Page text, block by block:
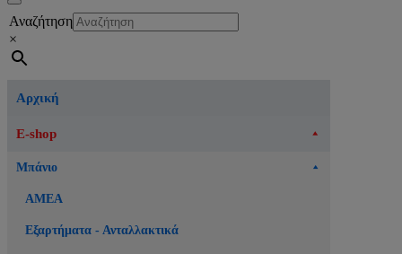
Μενού
πλοήγησης
Αναζήτηση
×
Αρχική
E-shop
Μπάνιο
ΑΜΕΑ
Εξαρτήματα - Ανταλλακτικά